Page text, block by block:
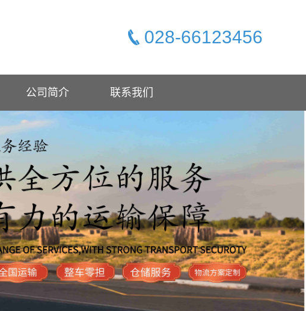
028-66123456
公司简介 联系我们